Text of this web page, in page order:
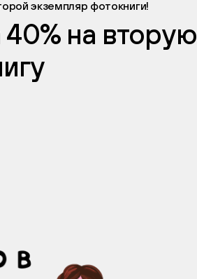
экземпляр фотокниги!
40% на вторую